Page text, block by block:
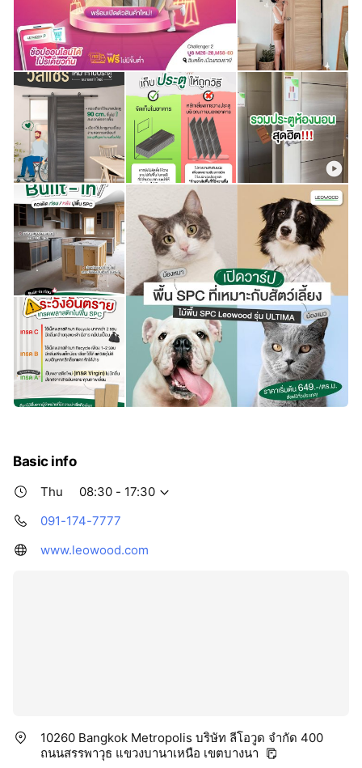
Basic info
Thu
08:30 - 17:30
091-174-7777
www.leowood.com
10260 Bangkok Metropolis บริษัท ลีโอวูด จำกัด 400
ถนนสรรพาวุธ แขวงบานาเหนือ เขตบางนา